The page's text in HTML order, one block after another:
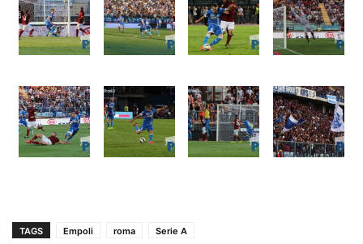
TAGS Empoli roma Serie A